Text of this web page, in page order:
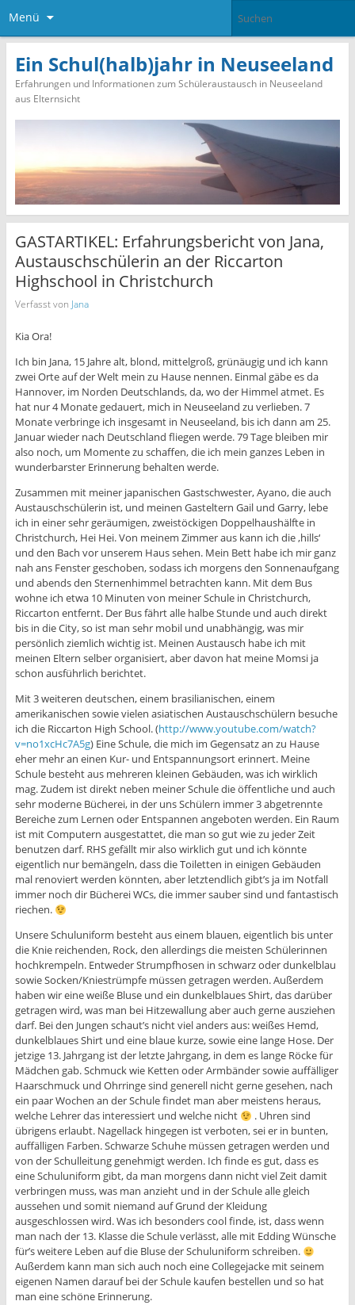
Menü
Ein Schul(halb)jahr in Neuseeland
Erfahrungen und Informationen zum Schüleraustausch in Neuseeland
aus Elternsicht
GASTARTIKEL: Erfahrungsbericht von Jana,
Austauschschülerin an der Riccarton
Highschool in Christchurch
Verfasst von Jana
Kia Ora!
Ich bin Jana, 15 Jahre alt, blond, mittelgroß, grünäugig und ich kann
zwei Orte auf der Welt mein zu Hause nennen. Einmal gäbe es da
Hannover, im Norden Deutschlands, da, wo der Himmel atmet. Es
hat nur 4 Monate gedauert, mich in Neuseeland zu verlieben. 7
Monate verbringe ich insgesamt in Neuseeland, bis ich dann am 25.
Januar wieder nach Deutschland fliegen werde. 79 Tage bleiben mir
also noch, um Momente zu schaffen, die ich mein ganzes Leben in
wunderbarster Erinnerung behalten werde.
Zusammen mit meiner japanischen Gastschwester, Ayano, die auch
Austauschschülerin ist, und meinen Gasteltern Gail und Garry, lebe
ich in einer sehr geräumigen, zweistöckigen Doppelhaushälfte in
Christchurch, Hei Hei. Von meinem Zimmer aus kann ich die ‚hills‘
und den Bach vor unserem Haus sehen. Mein Bett habe ich mir ganz
nah ans Fenster geschoben, sodass ich morgens den Sonnenaufgang
und abends den Sternenhimmel betrachten kann. Mit dem Bus
wohne ich etwa 10 Minuten von meiner Schule in Christchurch,
Riccarton entfernt. Der Bus fährt alle halbe Stunde und auch direkt
bis in die City, so ist man sehr mobil und unabhängig, was mir
persönlich ziemlich wichtig ist. Meinen Austausch habe ich mit
meinen Eltern selber organisiert, aber davon hat meine Momsi ja
schon ausführlich berichtet.
Mit 3 weiteren deutschen, einem brasilianischen, einem
amerikanischen sowie vielen asiatischen Austauschschülern besuche
ich die Riccarton High School. (http://www.youtube.com/watch?
v=no1xcHc7A5g) Eine Schule, die mich im Gegensatz an zu Hause
eher mehr an einen Kur- und Entspannungsort erinnert. Meine
Schule besteht aus mehreren kleinen Gebäuden, was ich wirklich
mag. Zudem ist direkt neben meiner Schule die öffentliche und auch
sehr moderne Bücherei, in der uns Schülern immer 3 abgetrennte
Bereiche zum Lernen oder Entspannen angeboten werden. Ein Raum
ist mit Computern ausgestattet, die man so gut wie zu jeder Zeit
benutzen darf. RHS gefällt mir also wirklich gut und ich könnte
eigentlich nur bemängeln, dass die Toiletten in einigen Gebäuden
mal renoviert werden könnten, aber letztendlich gibt’s ja im Notfall
immer noch dir Bücherei WCs, die immer sauber sind und fantastisch
riechen.
Unsere Schuluniform besteht aus einem blauen, eigentlich bis unter
die Knie reichenden, Rock, den allerdings die meisten Schülerinnen
hochkrempeln. Entweder Strumpfhosen in schwarz oder dunkelblau
sowie Socken/Kniestrümpfe müssen getragen werden. Außerdem
haben wir eine weiße Bluse und ein dunkelblaues Shirt, das darüber
getragen wird, was man bei Hitzewallung aber auch gerne ausziehen
darf. Bei den Jungen schaut’s nicht viel anders aus: weißes Hemd,
dunkelblaues Shirt und eine blaue kurze, sowie eine lange Hose. Der
jetzige 13. Jahrgang ist der letzte Jahrgang, in dem es lange Röcke für
Mädchen gab. Schmuck wie Ketten oder Armbänder sowie auffälliger
Haarschmuck und Ohrringe sind generell nicht gerne gesehen, nach
ein paar Wochen an der Schule findet man aber meistens heraus,
welche Lehrer das interessiert und welche nicht
. Uhren sind
übrigens erlaubt. Nagellack hingegen ist verboten, sei er in bunten,
auffälligen Farben. Schwarze Schuhe müssen getragen werden und
von der Schulleitung genehmigt werden. Ich finde es gut, dass es
eine Schuluniform gibt, da man morgens dann nicht viel Zeit damit
verbringen muss, was man anzieht und in der Schule alle gleich
aussehen und somit niemand auf Grund der Kleidung
ausgeschlossen wird. Was ich besonders cool finde, ist, dass wenn
man nach der 13. Klasse die Schule verlässt, alle mit Edding Wünsche
für’s weitere Leben auf die Bluse der Schuluniform schreiben.
Außerdem kann man sich auch noch eine Collegejacke mit seinem
eigenen Namen darauf bei der Schule kaufen bestellen und so hat
man eine schöne Erinnerung.